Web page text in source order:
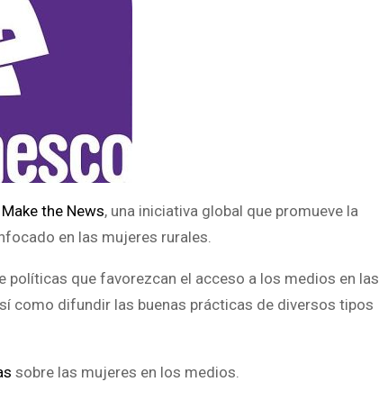
the News, una iniciativa global que promueve la
en las mujeres rurales.
que favorezcan el acceso a los medios en las
como difundir las buenas prácticas de diversos tipos
sobre las mujeres en los medios.